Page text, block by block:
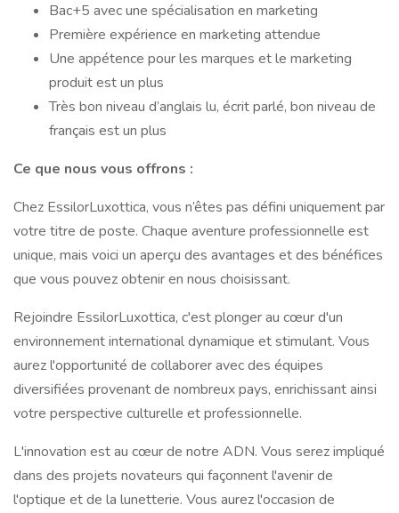
Bac+5 avec une spécialisation en marketing
Première expérience en marketing attendue
Une appétence pour les marques et le marketing
produit est un plus
Très bon niveau d’anglais lu, écrit parlé, bon niveau de
français est un plus
Ce que nous vous offrons :
Chez EssilorLuxottica, vous n’êtes pas défini uniquement par
votre titre de poste. Chaque aventure professionnelle est
unique, mais voici un aperçu des avantages et des bénéfices
que vous pouvez obtenir en nous choisissant.
Rejoindre EssilorLuxottica, c'est plonger au cœur d'un
environnement international dynamique et stimulant. Vous
aurez l'opportunité de collaborer avec des équipes
diversifiées provenant de nombreux pays, enrichissant ainsi
votre perspective culturelle et professionnelle.
L'innovation est au cœur de notre ADN. Vous serez impliqué
dans des projets novateurs qui façonnent l'avenir de
l'optique et de la lunetterie. Vous aurez l'occasion de